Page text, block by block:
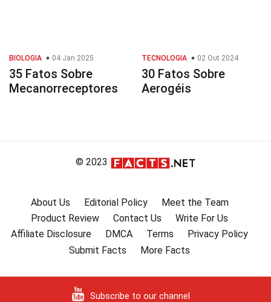
BIOLOGIA 04 Jan 2025
35 Fatos Sobre
Mecanorreceptores
TECNOLOGIA 02 Out 2024
30 Fatos Sobre
Aerogéis
© 2023
About Us Editorial Policy
Meet the Team
Product Review
Contact Us
Write For Us
Affiliate Disclosure
DMCA Terms
Privacy Policy
Submit Facts
More Facts
Subscribe to our channel